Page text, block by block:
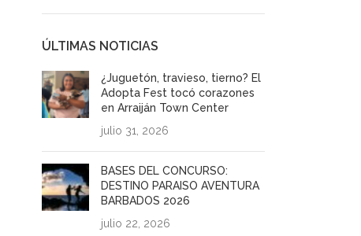
ÚLTIMAS NOTICIAS
¿Juguetón, travieso, tierno? El
Adopta Fest tocó corazones
en Arraiján Town Center
julio 31, 2026
BASES DEL CONCURSO:
DESTINO PARAISO AVENTURA
BARBADOS 2026
julio 22, 2026